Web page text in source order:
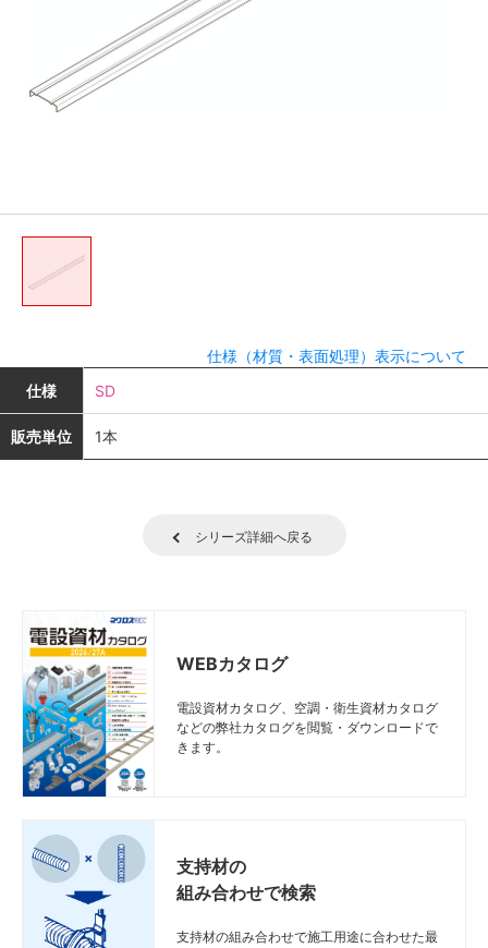
仕様（材質・表面処理）表示について
仕様
SD
販売単位 1本
シリーズ詳細へ戻る
WEBカタログ
電設資材カタログ、空調・衛生資材カタログ
などの弊社カタログを閲覧・ダウンロードで
きます。
支持材の
組み合わせで検索
支持材の組み合わせで施工用途に合わせた最